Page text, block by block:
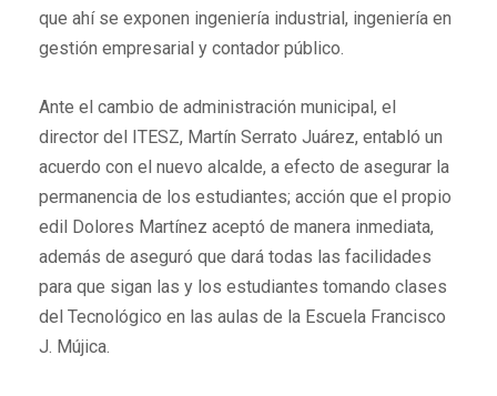
que ahí se exponen ingeniería industrial, ingeniería en
gestión empresarial y contador público.
Ante el cambio de administración municipal, el
director del ITESZ, Martín Serrato Juárez, entabló un
acuerdo con el nuevo alcalde, a efecto de asegurar la
permanencia de los estudiantes; acción que el propio
edil Dolores Martínez aceptó de manera inmediata,
además de aseguró que dará todas las facilidades
para que sigan las y los estudiantes tomando clases
del Tecnológico en las aulas de la Escuela Francisco
J. Mújica.